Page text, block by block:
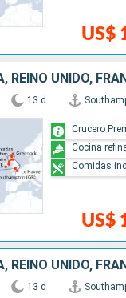
US$
REINO UNIDO,
13 d
US$
Crucero
Cocina
Comidas
REINO UNIDO,
13 d